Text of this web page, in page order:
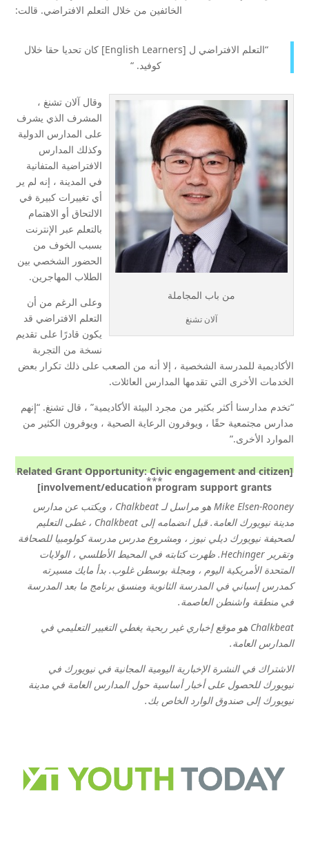
الخائفين من خلال التعلم الافتراضي. قالت:
“التعلم الافتراضي ل [English Learners] كان تحديا حقا خلال
كوفيد. “
من باب المجاملة
آلان تشنغ
وقال آلان تشنغ ،
المشرف الذي يشرف
على المدارس الدولية
وكذلك المدارس
الافتراضية المتفانية
في المدينة ، إنه لم ير
أي تغييرات كبيرة في
الالتحاق أو الاهتمام
بالتعلم عبر الإنترنت
بسبب الخوف من
الحضور الشخصي بين
الطلاب المهاجرين.
وعلى الرغم من أن
التعلم الافتراضي قد
يكون قادرًا على تقديم
نسخة من التجربة
الأكاديمية للمدرسة الشخصية ، إلا أنه من الصعب على ذلك تكرار بعض
الخدمات الأخرى التي تقدمها المدارس العائلات.
“تخدم مدارسنا أكثر بكثير من مجرد البيئة الأكاديمية” ، قال تشنغ. “إنهم
مدارس مجتمعية حقًا ، ويوفرون الرعاية الصحية ، ويوفرون الكثير من
الموارد الأخرى.”
[Related Grant Opportunity: Civic engagement and citizen
involvement/education program support grants]
***
Mike Elsen-Rooney هو مراسل لـ Chalkbeat ، ويكتب عن مدارس
مدينة نيويورك العامة. قبل انضمامه إلى Chalkbeat ، غطى التعليم
لصحيفة نيويورك ديلي نيوز ، ومشروع مدرس مدرسة كولومبيا للصحافة
وتقرير Hechinger. ظهرت كتابته في المحيط الأطلسي ، الولايات
المتحدة الأمريكية اليوم ، ومجلة بوسطن غلوب. بدأ مايك مسيرته
كمدرس إسباني في المدرسة الثانوية ومنسق برنامج ما بعد المدرسة
في منطقة واشنطن العاصمة.
Chalkbeat هو موقع إخباري غير ربحية يغطي التغيير التعليمي في
المدارس العامة.
الاشتراك فيالنشرة الإخبارية اليومية المجانية في نيويورك في
نيويوركللحصول على أخبار أساسية حول المدارس العامة في مدينة
نيويورك إلى صندوق الوارد الخاص بك.